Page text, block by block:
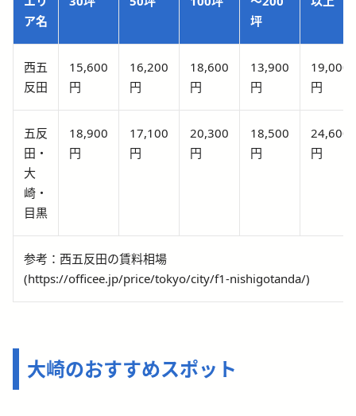
ア名
坪
西五
反田
15,600
円
16,200
円
18,600
円
13,900
円
19,000
円
五反
田・
大
崎・
目黒
18,900
円
17,100
円
20,300
円
18,500
円
24,600
円
参考：西五反田の賃料相場
(https://officee.jp/price/tokyo/city/f1-nishigotanda/)
大崎のおすすめスポット